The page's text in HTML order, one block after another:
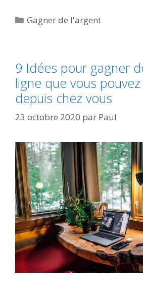
Catégories
Gagner de l'argent
9 Idées pour gagner
ligne que vous
depuis chez vous
23 octobre 2020 par Paul